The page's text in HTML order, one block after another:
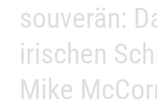
souverän:
irischen
Mike